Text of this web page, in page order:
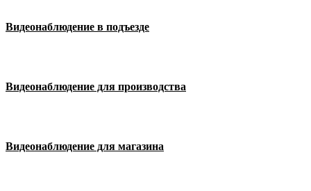
Видеонаблюдение в подъезде
Видеонаблюдение для производства
Видеонаблюдение для магазина